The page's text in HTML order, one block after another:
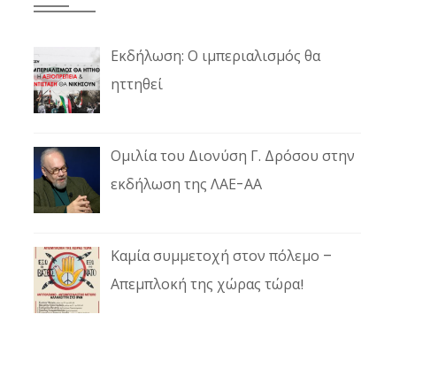
Εκδήλωση: Ο ιμπεριαλισμός θα
ηττηθεί
Ομιλία του Διονύση Γ. Δρόσου στην
εκδήλωση της ΛΑΕ-ΑΑ
Καμία συμμετοχή στον πόλεμο –
Απεμπλοκή της χώρας τώρα!